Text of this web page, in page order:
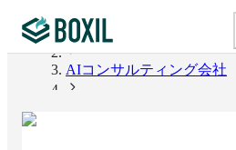
カテゴリから探す
BOXIL
AIコンサルティング会社